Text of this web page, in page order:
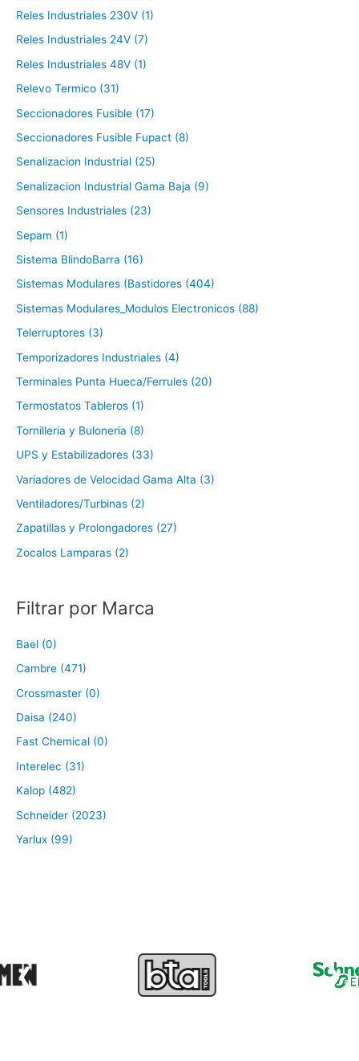
❮ ❯
Reles Industriales 230V (1)
Reles Industriales 24V (7)
Reles Industriales 48V (1)
Relevo Termico (31)
Seccionadores Fusible (17)
Seccionadores Fusible Fupact (8)
Senalizacion Industrial (25)
Senalizacion Industrial Gama Baja (9)
Sensores Industriales (23)
Sepam (1)
Sistema BlindoBarra (16)
Sistemas Modulares (Bastidores (404)
Sistemas Modulares_Modulos Electronicos (88)
Telerruptores (3)
Temporizadores Industriales (4)
Terminales Punta Hueca/Ferrules (20)
Termostatos Tableros (1)
Tornilleria y Buloneria (8)
UPS y Estabilizadores (33)
Variadores de Velocidad Gama Alta (3)
Ventiladores/Turbinas (2)
Zapatillas y Prolongadores (27)
Zocalos Lamparas (2)
Filtrar por Marca
Bael (0)
Cambre (471)
Crossmaster (0)
Daisa (240)
Fast Chemical (0)
Interelec (31)
Kalop (482)
Schneider (2023)
Yarlux (99)